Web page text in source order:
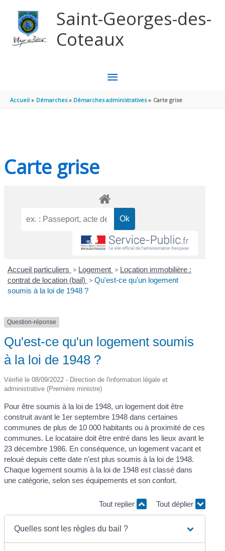
Saint-Georges-des-
Coteaux
MENU
PRINCIPAL
Accueil Démarches Démarches administratives Carte grise
Carte grise
Accueil particuliers > Logement > Location immobilière :
contrat de location (bail) > Qu'est-ce qu'un logement
soumis à la loi de 1948 ?
Question-réponse
Qu'est-ce qu'un logement soumis
à la loi de 1948 ?
Vérifié le 08/09/2022 - Direction de l'information légale et
administrative (Première ministre)
Pour être soumis à la loi de 1948, un logement doit être
construit avant le 1er septembre 1948 dans certaines
communes de plus de 10 000 habitants ou à proximité de ces
communes. Le locataire doit être entré dans les lieux avant le
23 décembre 1986. En conséquence, un logement vacant et
reloué depuis cette date n'est plus soumis à la loi de 1948.
Chaque logement soumis à la loi de 1948 est classé dans
une catégorie, selon ses équipements et son confort.
Tout replier Tout déplier
Quelles sont les règles du bail ?